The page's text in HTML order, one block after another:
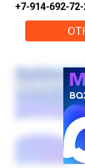
+7-914-692-